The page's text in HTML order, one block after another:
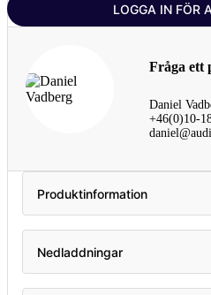
LOGGA IN FÖR
Fråga ett
Daniel
+46(0)10-
Produktinformation
Nedladdningar